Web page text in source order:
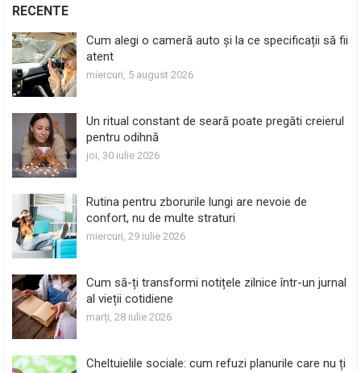
RECENTE
Cum alegi o cameră auto și la ce specificații să fii
atent
miercuri, 5 august 2026
Un ritual constant de seară poate pregăti creierul
pentru odihnă
joi, 30 iulie 2026
Rutina pentru zborurile lungi are nevoie de
confort, nu de multe straturi
miercuri, 29 iulie 2026
Cum să-ți transformi notițele zilnice într-un jurnal
al vieții cotidiene
marți, 28 iulie 2026
Cheltuielile sociale: cum refuzi planurile care nu ți